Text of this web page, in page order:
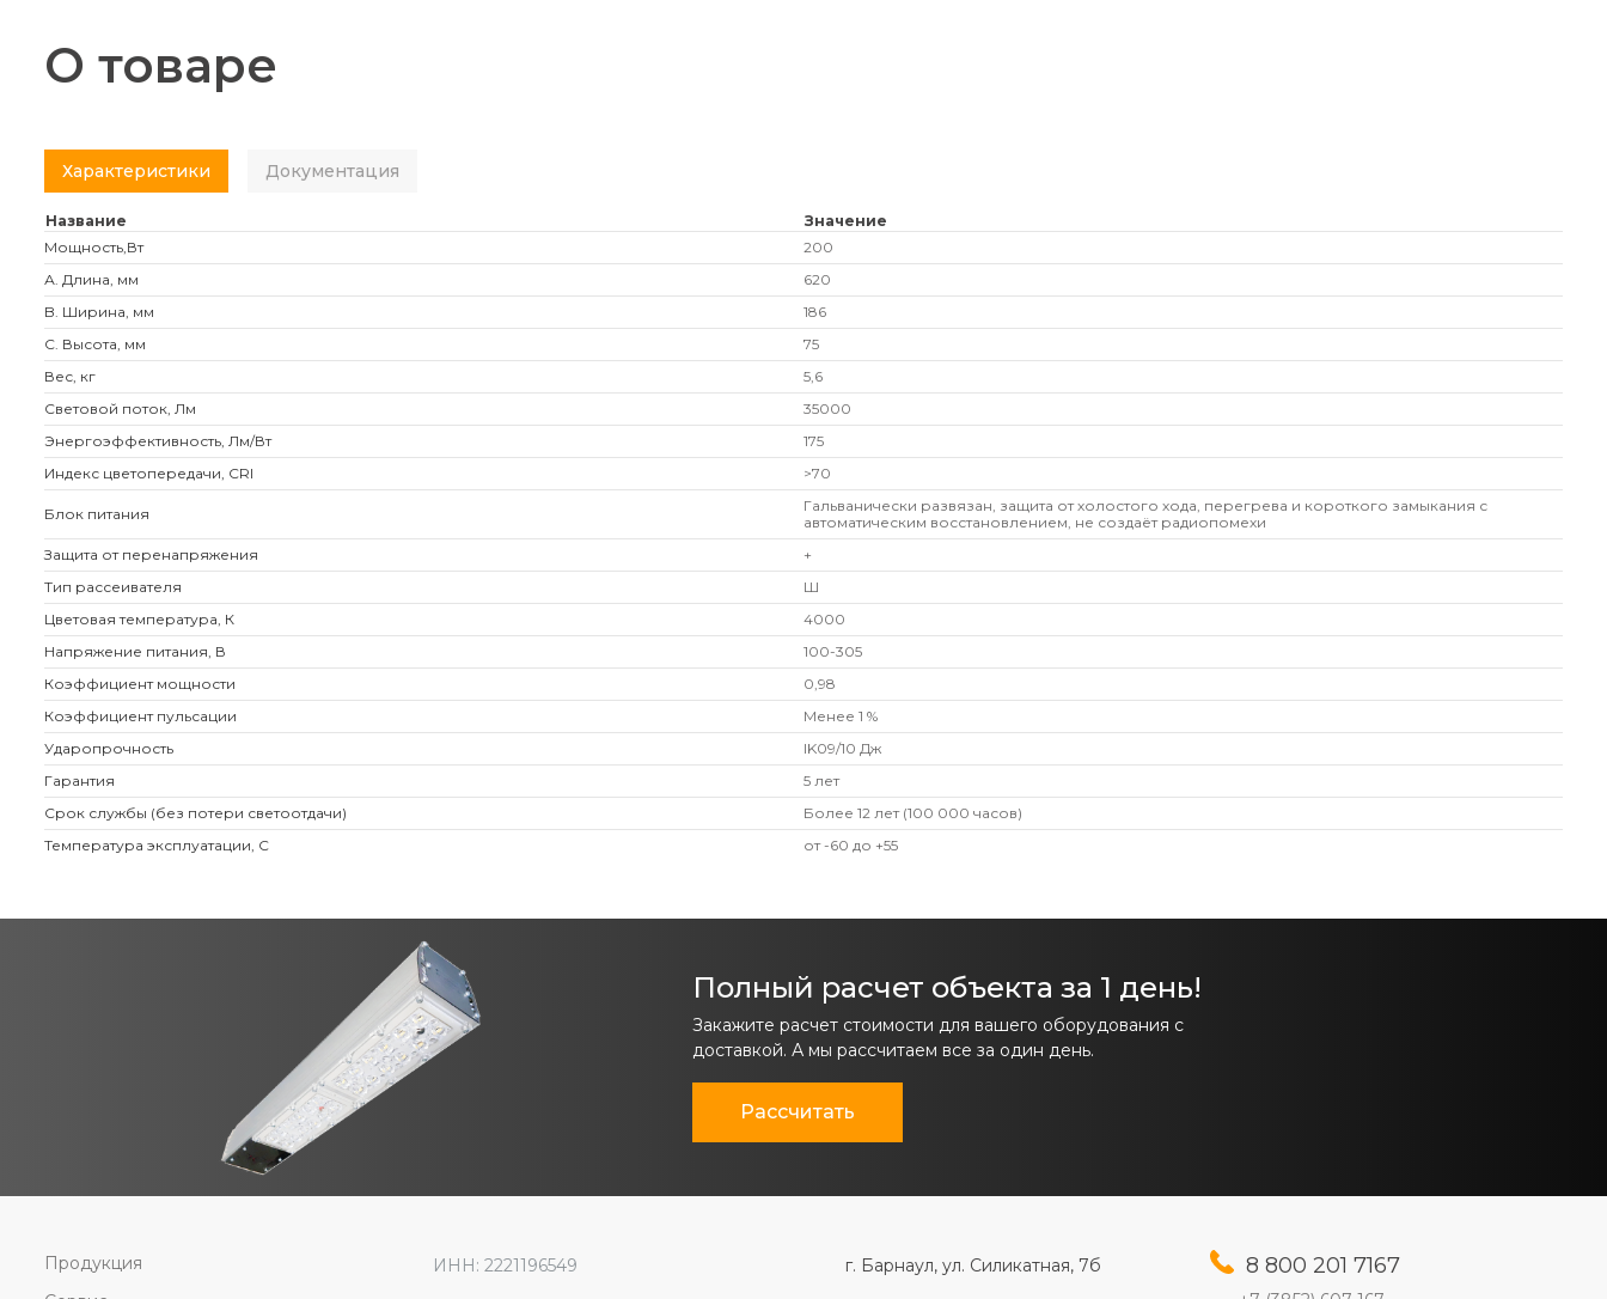
О товаре
Характеристики Документация
Название
Значение
Мощность,Вт
200
А. Длина, мм
620
B. Ширина, мм
186
C. Высота, мм
75
Вес, кг
5,6
Световой поток, Лм
35000
Энергоэффективность, Лм/Вт
175
Индекс цветопередачи, CRI
>70
Блок питания
Гальванически развязан, защита от холостого хода, перегрева и короткого замыкания с
автоматическим восстановлением, не создаёт радиопомехи
Защита от перенапряжения
+
Тип рассеивателя
Ш
Цветовая температура, К
4000
Напряжение питания, В
100-305
Коэффициент мощности
0,98
Коэффициент пульсации
Менее 1 %
Ударопрочность
IK09/10 Дж
Гарантия
5 лет
Срок службы (без потери светоотдачи)
Более 12 лет (100 000 часов)
Температура эксплуатации, С
от -60 до +55
Полный расчет объекта за 1 день!
Закажите расчет стоимости для вашего оборудования с
доставкой. А мы рассчитаем все за один день.
Рассчитать
Продукция
ИНН: 2221196549
г. Барнаул, ул. Силикатная, 7б
8 800 201 7167